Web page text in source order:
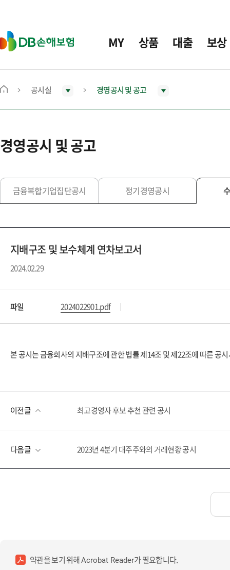
D
B
보
MY 상품 대출 보상
메
으
로
동
공시실 경영공시 및 공고
경영공시 및 공고
금융복합기업집단공시 정기경영공시
지배구조 및 보수체계 연차보고서
2024.02.29
파일 2024022901.pdf
본 공시는 금융회사의 지배구조에 관한 법률 제14조 및 제22조에 따른 공
이전글 최고경영자 후보 추천 관련 공시
다음글 2023년 4분기 대주주와의 거래현황 공시
약관을 보기 위해Acrobat Reader가 필요합니다.